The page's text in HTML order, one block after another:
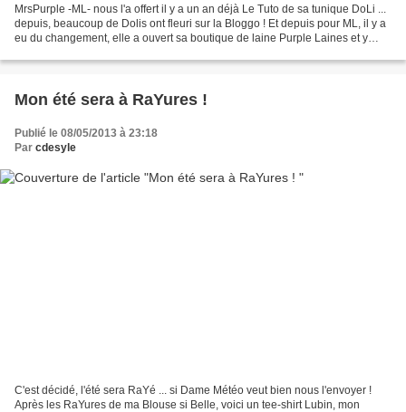
MrsPurple -ML- nous l'a offert il y a un an déjà Le Tuto de sa tunique DoLi ...
depuis, beaucoup de Dolis ont fleuri sur la Bloggo ! Et depuis pour ML, il y a
eu du changement, elle a ouvert sa boutique de laine Purple Laines et y
Mon été sera à RaYures !
Publié le 08/05/2013 à 23:18
Par cdesyle
C'est décidé, l'été sera RaYé ... si Dame Météo veut bien nous l'envoyer !
Après les RaYures de ma Blouse si Belle, voici un tee-shirt Lubin, mon